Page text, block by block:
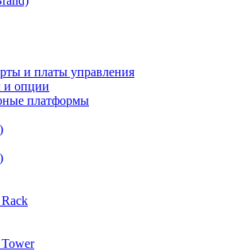
и платы управления
и опции
платформы
Tower